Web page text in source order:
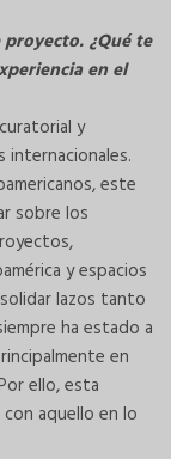
¿Qué te
en el
y
este
sobre los
y espacios
lazos tanto
ha estado a
en
ello, esta
aquello en lo